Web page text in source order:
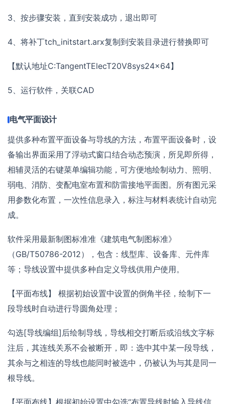
3、按步骤安装，直到安装成功，退出即可
4、将补丁tch_initstart.arx复制到安装目录进行替换即可
【默认地址C:TangentTElecT20V8sys24x64】
5、运行软件，关联CAD
电气平面设计
提供多种布置平面设备与导线的方法，布置平面设备时，设
备输出界面采用了浮动式窗口结合动态预演，所见即所得，
相辅灵活的右键菜单编辑功能，可方便地绘制动力、照明、
弱电、消防、变配电室布置和防雷接地平面图。所有图元采
用参数化布置，一次性信息录入，标注与材料表统计自动完
成。
软件采用最新制图标准准《建筑电气制图标准》
（GB/T50786-2012），包含：线型库、设备库、元件库
等；导线设置中提供多种自定义导线供用户使用。
【平面布线】 根据初始设置中设置的倒角半径，绘制下一
段导线时自动进行导圆角处理；
勾选[导线编组]后绘制导线，导线相交打断后或沿线文字标
注后，其连线关系不会被断开，即：选中其中某一段导线，
其余与之相连的导线也能同时被选中，仍被认为与其是同一
根导线。